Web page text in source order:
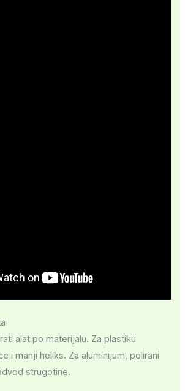
alat po materijalu. Za plastiku
i manji heliks. Za aluminijum, polirani
strugotine.